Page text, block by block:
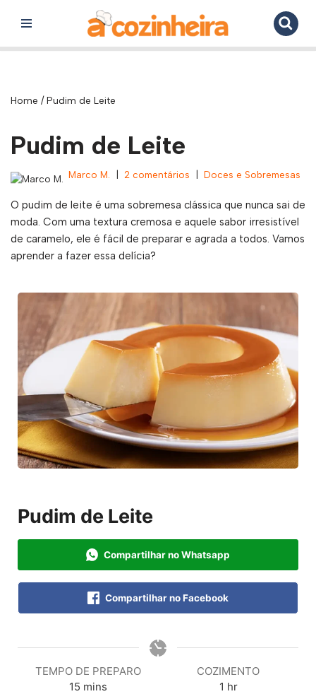
para
Home /Pudim de Leite
Pudim de Leite
Marco M. 2 comentários Doces e Sobremesas
O pudim de leite é uma sobremesa clássica que nunca sai de
moda. Com uma textura cremosa e aquele sabor irresistível
de caramelo, ele é fácil de preparar e agrada a todos. Vamos
aprender a fazer essa delícia?
Pudim de Leite
Compartilhar no Whatsapp
Compartilhar no Facebook
TEMPO DE PREPARO
15 mins
COZIMENTO
1 hr